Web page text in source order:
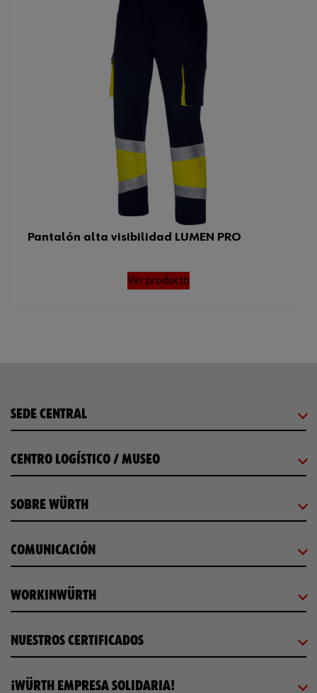
Pantalón alta visibilidad LUMEN PRO
Ver producto
SEDE CENTRAL
CENTRO LOGÍSTICO / MUSEO
SOBRE WÜRTH
COMUNICACIÓN
WORKINWÜRTH
NUESTROS CERTIFICADOS
¡WÜRTH EMPRESA SOLIDARIA!